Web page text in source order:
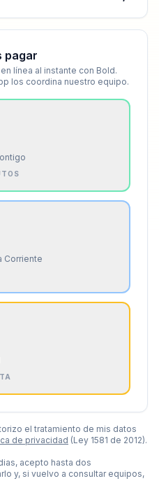
pagar
línea al instante con Bold.
los coordina nuestro equipo.
Corriente
el tratamiento de mis datos
de privacidad (Ley 1581 de 2012).
acepto hasta dos
y, si vuelvo a consultar equipos,